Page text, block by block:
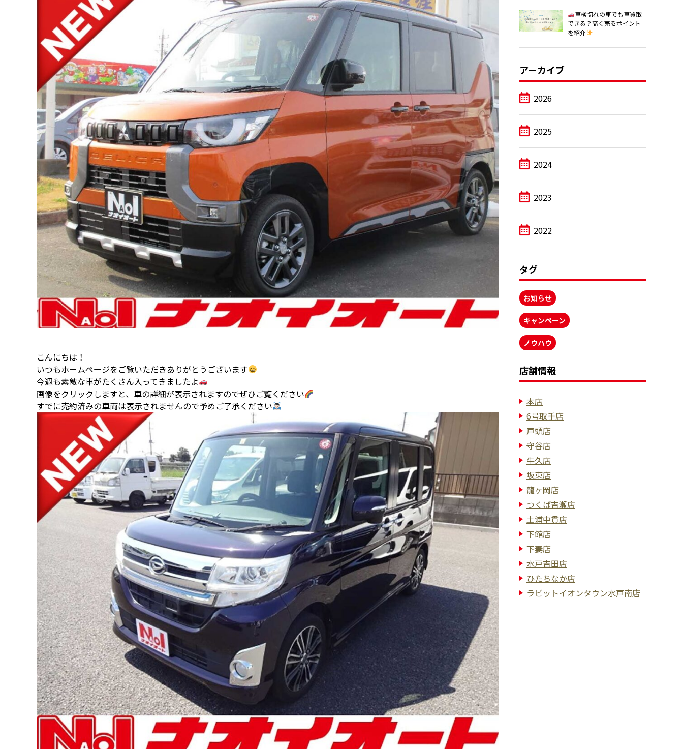
こんにちは！
いつもホームページをご覧いただきありがとうございます
今週も素敵な車がたくさん入ってきましたよ
画像をクリックしますと、車の詳細が表示されますのでぜひご覧ください
すでに売約済みの車両は表示されませんので予めご了承ください
車検切れの車でも車買取
できる？高く売るポイント
を紹介
アーカイブ
2026
2025
2024
2023
2022
タグ
お知らせ
キャンペーン
ノウハウ
店舗情報
本店
6号取手店
戸頭店
守谷店
牛久店
坂東店
龍ヶ岡店
つくば吉瀬店
土浦中貫店
下館店
下妻店
水戸吉田店
ひたちなか店
ラビットイオンタウン水戸南店